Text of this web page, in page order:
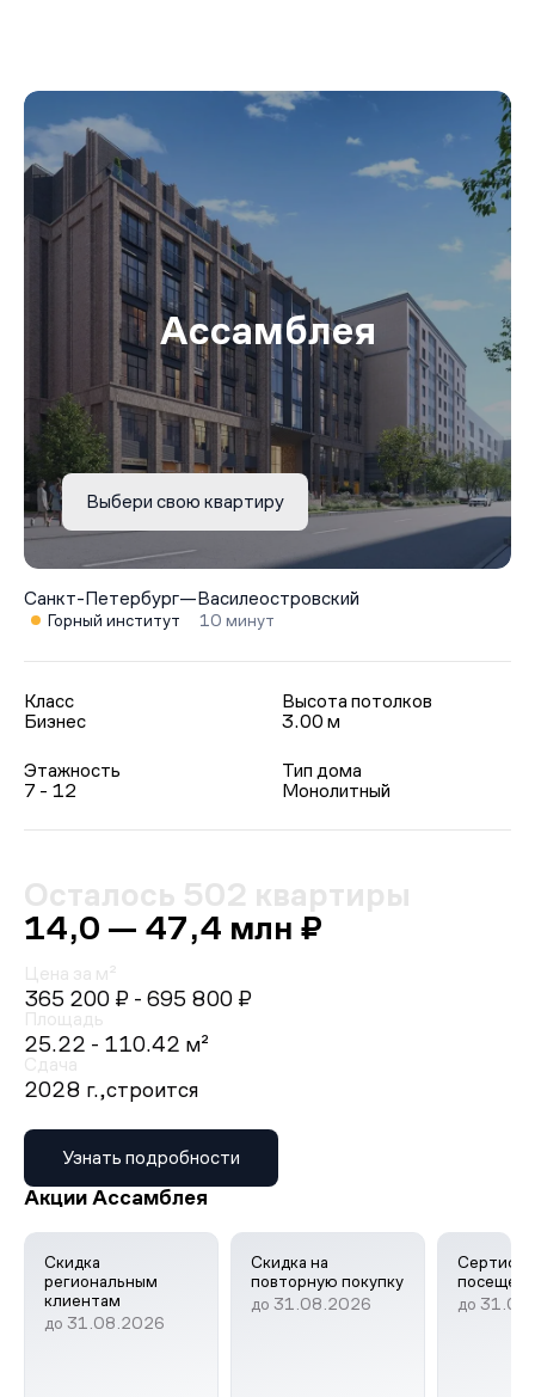
Ассамблея
Выбери свою квартиру
Санкт-Петербург—Василеостровский
Горный институт 10 минут
Класс
Бизнес
Высота потолков
3.00 м
Этажность
7 - 12
Тип дома
Монолитный
Осталось 502 квартиры
14,0 — 47,4 млн ₽
Цена за м²
365 200 ₽ - 695 800 ₽
Площадь
25.22 - 110.42 м²
Сдача
2028 г.,строится
Узнать подробности
Акции Ассамблея
Скидка
региональным
клиентам
до 31.08.2026
Скидка на
повторную покупку
до 31.08.2026
до